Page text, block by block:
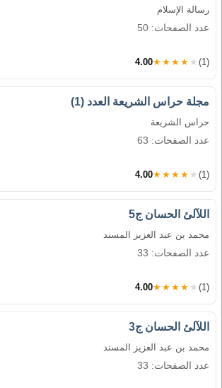
رسالة الإسلام
عدد الصفحات: 50
4.00★★★★★ (1)
مجلة حراس الشريعة العدد (1)
حراس الشريعة
عدد الصفحات: 63
4.00★★★★★ (1)
اللآلئ الحسان ج5
محمد بن عبد العزيز المسند
عدد الصفحات: 33
4.00★★★★★ (1)
اللآلئ الحسان ج3
محمد بن عبد العزيز المسند
عدد الصفحات: 33